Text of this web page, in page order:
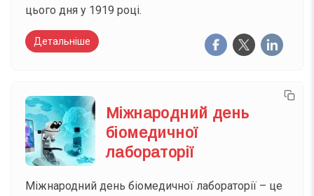
цього дня у 1919 році.
Детальніше
Міжнародний день
біомедичної
лабораторії
Міжнародний день біомедичної лабораторії – це